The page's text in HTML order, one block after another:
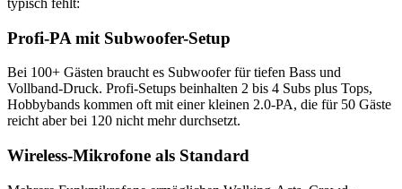
typisch fehlt:
Profi-PA mit Subwoofer-Setup
Bei 100+ Gästen braucht es Subwoofer für tiefen Bass und
Vollband-Druck. Profi-Setups beinhalten 2 bis 4 Subs plus Tops,
Hobbybands kommen oft mit einer kleinen 2.0-PA, die für 50 Gäste
reicht aber bei 120 nicht mehr durchsetzt.
Wireless-Mikrofone als Standard